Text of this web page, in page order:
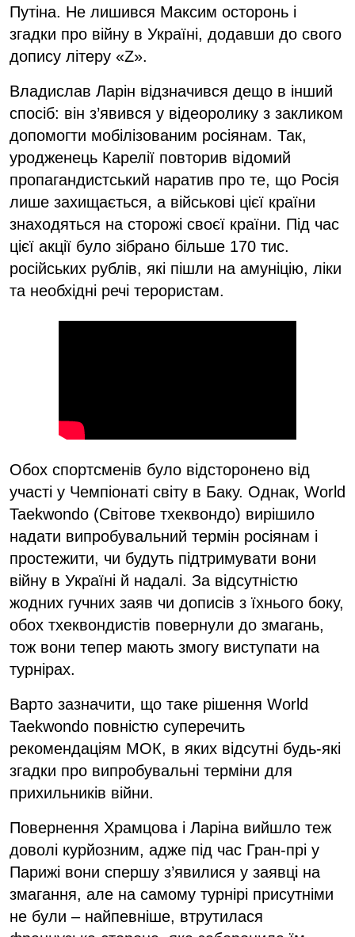
Путіна. Не лишився Максим осторонь і
згадки про війну в Україні, додавши до свого
допису літеру «Z».
Владислав Ларін відзначився дещо в інший
спосіб: він з’явився у відеоролику з закликом
допомогти мобілізованим росіянам. Так,
уродженець Карелії повторив відомий
пропагандистський наратив про те, що Росія
лише захищається, а військові цієї країни
знаходяться на сторожі своєї країни. Під час
цієї акції було зібрано більше 170 тис.
російських рублів, які пішли на амуніцію, ліки
та необхідні речі терористам.
Обох спортсменів було відсторонено від
участі у Чемпіонаті світу в Баку. Однак, World
Taekwondo (Світове тхеквондо) вирішило
надати випробувальний термін росіянам і
простежити, чи будуть підтримувати вони
війну в Україні й надалі. За відсутністю
жодних гучних заяв чи дописів з їхнього боку,
обох тхеквондистів повернули до змагань,
тож вони тепер мають змогу виступати на
турнірах.
Варто зазначити, що таке рішення World
Taekwondo повністю суперечить
рекомендаціям МОК, в яких відсутні будь-які
згадки про випробувальні терміни для
прихильників війни.
Повернення Храмцова і Ларіна вийшло теж
доволі курйозним, адже під час Гран-прі у
Парижі вони спершу з’явилися у заявці на
змагання, але на самому турнірі присутніми
не були – найпевніше, втрутилася